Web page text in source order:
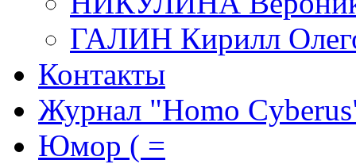
ГАЛИН Кирилл
Контакты
Журнал "Homo
Юмор ( =